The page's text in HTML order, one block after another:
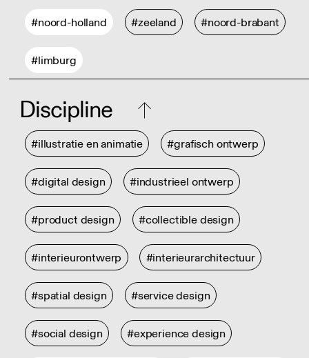
#noord-holland #zeeland #noord-brabant
#limburg
Discipline
#illustratie en animatie #grafisch ontwerp
#digital design #industrieel ontwerp
#product design #collectible design
#interieurontwerp #interieurarchitectuur
#spatial design #service design
#social design #experience design